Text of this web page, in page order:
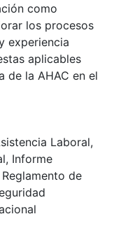
como
los procesos
experiencia
aplicables
de la AHAC en el
Laboral,
, Informe
Reglamento de